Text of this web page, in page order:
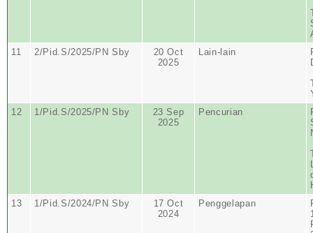
11
2/Pid.S/2025/PN Sby
20 Oct
2025
Lain-lain
12
1/Pid.S/2025/PN Sby
23 Sep
2025
Pencurian
13
1/Pid.S/2024/PN Sby
17 Oct
2024
Penggelapan